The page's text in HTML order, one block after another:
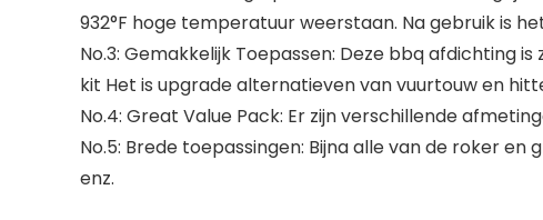
932°F hoge temperatuur weerstaan. Na gebruik is
No.3: Gemakkelijk Toepassen: Deze bbq afdichting
kit Het is upgrade alternatieven van vuurtouw en
No.4: Great Value Pack: Er zijn verschillende
No.5: Brede toepassingen: Bijna alle van de roker en
enz.